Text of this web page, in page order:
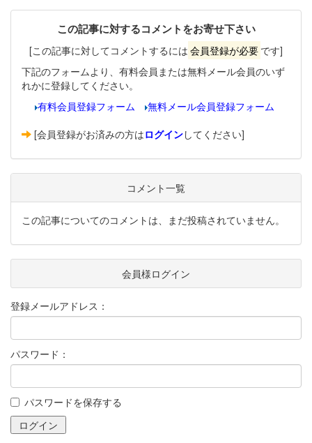
この記事に対するコメントをお寄せ下さい
[この記事に対してコメントするには 会員登録が必要 です]
下記のフォームより、有料会員または無料メール会員のいず
れかに登録してください。
有料会員登録フォーム
無料メール会員登録フォーム
[会員登録がお済みの方はログインしてください]
コメント一覧
この記事についてのコメントは、まだ投稿されていません。
会員様ログイン
登録メールアドレス：
パスワード：
パスワードを保存する